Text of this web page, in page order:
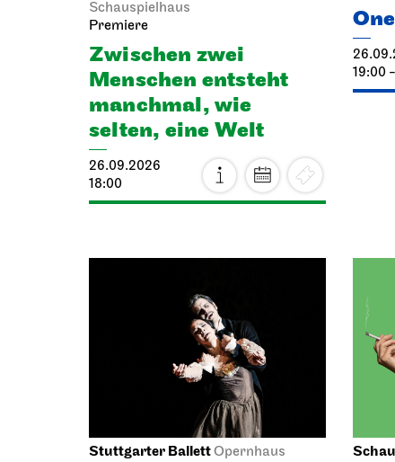
Schauspielhaus
Premiere
Zwischen zwei
Menschen ent­steht
manch­mal, wie
selten, eine Welt
26.09.2026
18:00
19:00
Stuttgarter BallettOpernhaus